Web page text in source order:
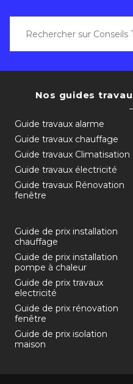
Nos guides
Guide travaux alarme
Guide travaux chauffage
Guide travaux Climatisation
Guide travaux électricité
Guide travaux Rénovation
fenêtre
Guide de prix installation
chauffage
Guide de prix installation
pompe à chaleur
Guide de prix travaux
electricité
Guide de prix rénovation
fenêtre
Guide de prix isolation
maison